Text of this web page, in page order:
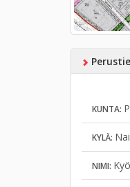
KUNTA:
KYLÄ:
NIMI: